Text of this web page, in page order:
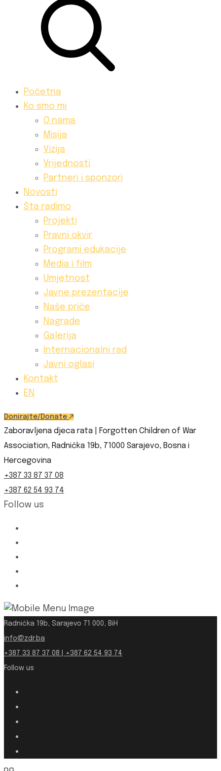
Početna
Ko smo mi
O nama
Misija
Vizija
Vrijednosti
Partneri i sponzori
Novosti
Šta radimo
Projekti
Pravni okvir
Programi edukacije
Media i film
Umjetnost
Javne prezentacije
Naše priče
Nagrade
Galerija
Internacionalni rad
Javni oglasi
Kontakt
EN
Donirajte/Donate
Zaboravljena djeca rata | Forgotten Children of War
Association, Radnička 19b, 71000 Sarajevo, Bosna i
Hercegovina
+387 33 87 37 08
+387 62 54 93 74
Follow us
Radnička 19b, Sarajevo 71 000, BiH
info@zdr.ba
+387 33 87 37 08 | +387 62 54 93 74
Follow us